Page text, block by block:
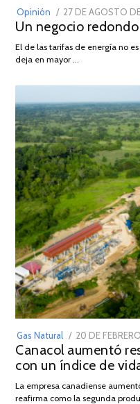
Opinión
POSTED
ON
27 DE AGOSTO
Un negocio redondo
El de las tarifas de energía no
deja en mayor …
Gas Natural
POSTED
ON
20 DE
Canacol aumentó
con un índice de
La empresa canadiense
reafirma como la segunda